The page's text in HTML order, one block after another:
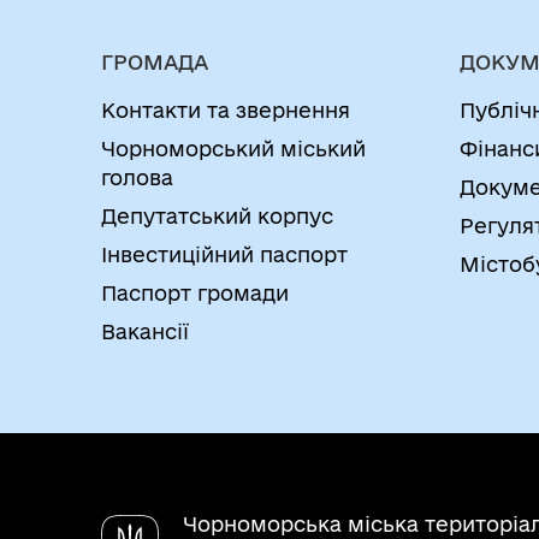
ОДЕСЬКОГО РАЙОНУ ОДЕСЬКОЇ
КІЛЬКІСТЬ ЗАПИТІВ НА
ОДЕСЬКОГО РАЙОНУ ОДЕСЬКОЇ
КІЛЬКІСТЬ ЗАПИТІВ НА
ОДЕСЬКОГО РАЙОНУ ОДЕСЬКОЇ
КІЛЬКІСТЬ ЗАПИТІВ НА
ОДЕСЬКОГО РАЙОНУ ОДЕСЬКОЇ
ГРОМАДА
Контакти та звернення
Чорноморський міський
голова
Депутатський корпус
Інвестиційний паспорт
Паспорт громади
Вакансії
Чорноморська міська